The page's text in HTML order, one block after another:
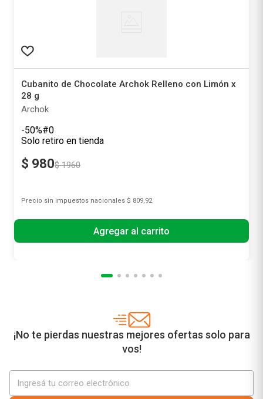
Cubanito de Chocolate Archok Relleno con Limón x
28 g
Archok
-50%#0
Solo retiro en tienda
$ 980$ 1960
Precio sin impuestos nacionales $ 809,92
Agregar al carrito
¡No te pierdas nuestras mejores ofertas solo para
vos!